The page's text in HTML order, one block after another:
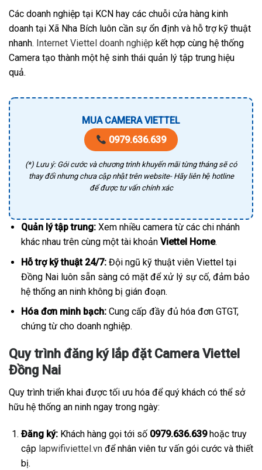
Các doanh nghiệp tại KCN hay các chuỗi cửa hàng kinh
doanh tại Xã Nha Bích luôn cần sự ổn định và hỗ trợ kỹ thuật
nhanh. Internet Viettel doanh nghiệp kết hợp cùng hệ thống
Camera tạo thành một hệ sinh thái quản lý tập trung hiệu
quả.
MUA CAMERA VIETTEL
0979.636.639
(*) Lưu ý: Gói cước và chương trình khuyến mãi từng tháng sẽ có
thay đổi nhưng chưa cập nhật trên website- Hãy liên hệ hotline
để được tư vấn chính xác
Quản lý tập trung:Xem nhiều camera từ các chi nhánh
khác nhau trên cùng một tài khoản Viettel Home.
Hỗ trợ kỹ thuật 24/7:Đội ngũ kỹ thuật viên Viettel tại
Đồng Nai luôn sẵn sàng có mặt để xử lý sự cố, đảm bảo
hệ thống an ninh không bị gián đoạn.
Hóa đơn minh bạch:Cung cấp đầy đủ hóa đơn GTGT,
chứng từ cho doanh nghiệp.
Quy trình đăng ký lắp đặt Camera Viettel
Đồng Nai
Quy trình triển khai được tối ưu hóa để quý khách có thể sở
hữu hệ thống an ninh ngay trong ngày:
Đăng ký:Khách hàng gọi tới số 0979.636.639hoặc truy
cập lapwifiviettel.vnđể nhân viên tư vấn gói cước và thiết
bị.